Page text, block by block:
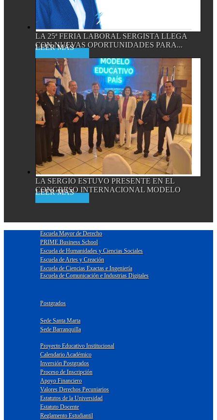
LA 25ª FERIA LABORAL SERGISTA LLEGA
CON NUEVAS OPORTUNIDADES PARA...
LA SERGIO ESTUVO PRESENTE EN EL
CONGRESO INTERNACIONAL MODELO
Escuela Mayor de Derecho
PRIME Business School
Escuela de Humanidades y Ciencias Sociales
Escuela de Artes y Creación
Escuela de Ciencias Exactas e Ingeniería
Escuela de Comunicación e Industrias Digitales
Postgrados
Sede Santa Marta
Sede Barranquilla
Proyecto Educativo Institucional
Calendario Académico
Inversión Postgrados
Proceso de Inscripción
Apoyo Financiero
Valores Derechos Pecuniarios
Estatutos de la Universidad
Estatuto Docente
Reglamento Estudiantil